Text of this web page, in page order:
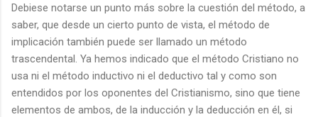
Debiese notarse un punto más sobre la cuestión del método, a
saber, que desde un cierto punto de vista, el método de
implicación también puede ser llamado un método
trascendental. Ya hemos indicado que el método Cristiano no
usa ni el método inductivo ni el deductivo tal y como son
entendidos por los oponentes del Cristianismo, sino que tiene
elementos de ambos, de la inducción y la deducción en él, si